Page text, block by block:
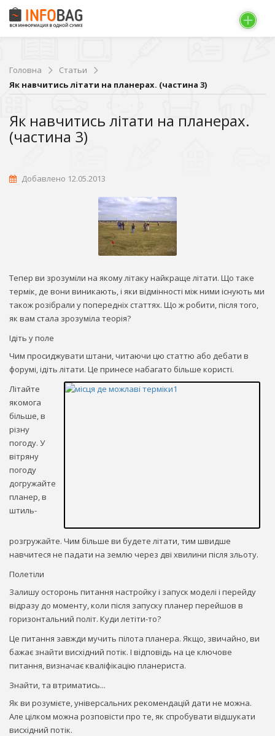
Головна
Статьи
Як навчитись літати на планерах. (частина 3)
Як навчитись літати на планерах.
(частина 3)
Добавлено 12.05.2013
Тепер ви зрозуміли на якому літаку найкраще літати. Що таке
термік, де вони виникають, і яки відмінності між ними існують ми
також розібрали у попередніх статтях. Що ж робити, після того,
як вам стала зрозуміла теорія?
Ідіть у поле
Чим просиджувати штани, читаючи цю статтю або дебати в
форумі, ідіть літати. Це принесе набагато більше користі.
Літайте
якомога
більше, в
різну
погоду. У
вітряну
погоду
догружайте
планер, в
штиль-
розгружайте. Чим більше ви будете літати, тим швидше
навчитеся не падати на землю через дві хвилини після зльоту.
Полетіли
Залишу осторонь питання настройку і запуск моделі і перейду
відразу до моменту, коли після запуску планер перейшов в
горизонтальний політ. Куди летіти-то?
Це питання завжди мучить пілота планера. Якщо, звичайно, ви
бажає знайти висхідний потік. І відповідь на це ключове
питання, визначає кваліфікацію планериста.
Знайти, та втриматись...
Як ви розумієте, універсальних рекомендацій дати не можна.
Але цілком можна розповісти про те, як спробувати відшукати
висхідний потік.